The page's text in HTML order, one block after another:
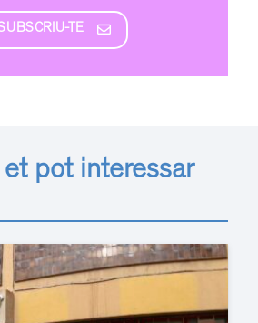
TE
et pot interessar